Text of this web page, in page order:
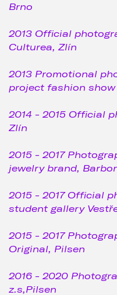
Brno
2013 Official
Culturea, Zlín
2013 Promotional
project fashion show
2014 - 2015 Official
Zlín
2015 - 2017
jewelry brand,
2015 - 2017 Official
student gallery
2015 - 2017
Original, Pilsen
2016 - 2020
z.s,Pilsen